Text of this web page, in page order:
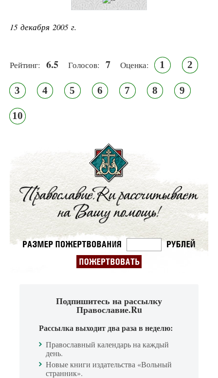
15 декабря 2005 г.
Рейтинг: 6.5 Голосов: 7 Оценка: 1 2
3 4 5 6 7 8 9
10
Подпишитесь на рассылку
Православие.Ru
Рассылка выходит два раза в неделю:
Православный календарь на каждый
день.
Новые книги издательства «Вольный
странник».